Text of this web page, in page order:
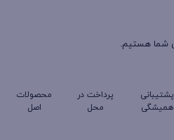
پشتیبانی
همیشگی
پرداخت در
محل
محصولات
اصل